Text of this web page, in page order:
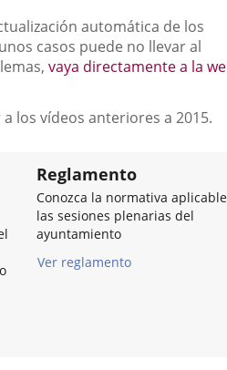
automática de los
casos puede no llevar al
vaya directamente a la
los vídeos anteriores a 2015.
Reglamento
Conozca la normativa
las sesiones plenarias del
ayuntamiento
Ver reglamento